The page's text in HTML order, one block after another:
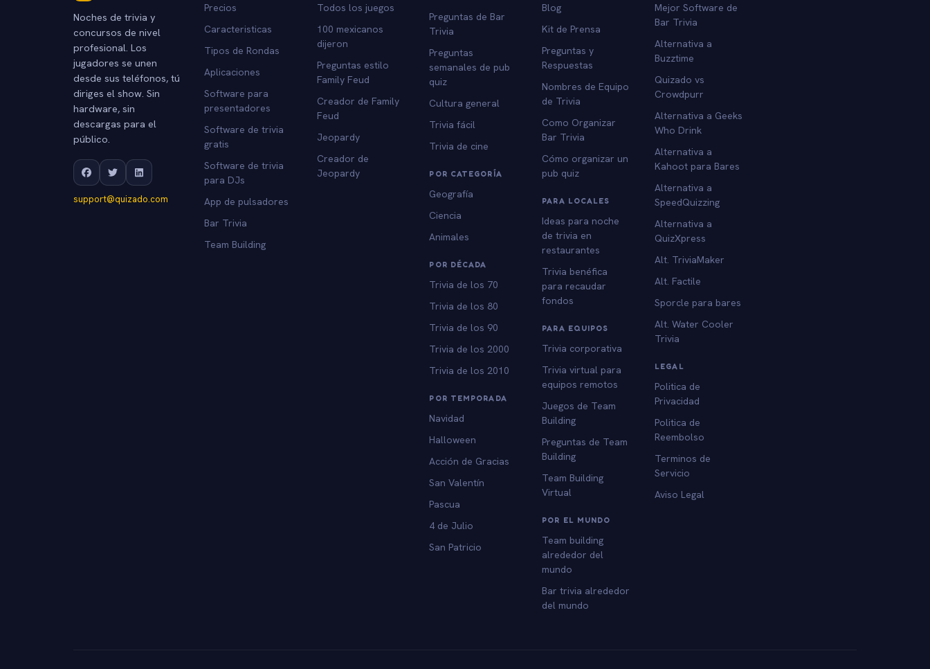
Noches de trivia y
concursos de nivel
profesional. Los
jugadores se unen
desde sus teléfonos, tú
diriges el show. Sin
hardware, sin
descargas para el
público.
support@quizado.com
Precios
Caracteristicas
Tipos de Rondas
Aplicaciones
Software para
presentadores
Software de trivia
gratis
Software de trivia
para DJs
App de pulsadores
Bar Trivia
Team Building
Todos los juegos
100 mexicanos
dijeron
Preguntas estilo
Family Feud
Creador de Family
Feud
Jeopardy
Creador de
Jeopardy
Preguntas de Bar
Trivia
Preguntas
semanales de pub
quiz
Cultura general
Trivia fácil
Trivia de cine
POR CATEGORÍA
Geografía
Ciencia
Animales
POR DÉCADA
Trivia de los 70
Trivia de los 80
Trivia de los 90
Trivia de los 2000
Trivia de los 2010
POR TEMPORADA
Navidad
Halloween
Acción de Gracias
San Valentín
Pascua
4 de Julio
San Patricio
Blog
Kit de Prensa
Preguntas y
Respuestas
Nombres de Equipo
de Trivia
Como Organizar
Bar Trivia
Cómo organizar un
pub quiz
PARA LOCALES
Ideas para noche
de trivia en
restaurantes
Trivia benéfica
para recaudar
fondos
PARA EQUIPOS
Trivia corporativa
Trivia virtual para
equipos remotos
Juegos de Team
Building
Preguntas de Team
Building
Team Building
Virtual
POR EL MUNDO
Team building
alrededor del
mundo
Bar trivia alrededor
del mundo
Mejor Software de
Bar Trivia
Alternativa a
Buzztime
Quizado vs
Crowdpurr
Alternativa a Geeks
Who Drink
Alternativa a
Kahoot para Bares
Alternativa a
SpeedQuizzing
Alternativa a
QuizXpress
Alt. TriviaMaker
Alt. Factile
Sporcle para bares
Alt. Water Cooler
Trivia
LEGAL
Politica de
Privacidad
Politica de
Reembolso
Terminos de
Servicio
Aviso Legal